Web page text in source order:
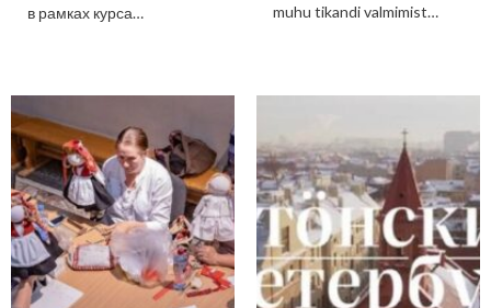
в рамках курса…
muhu tikandi valmimist…